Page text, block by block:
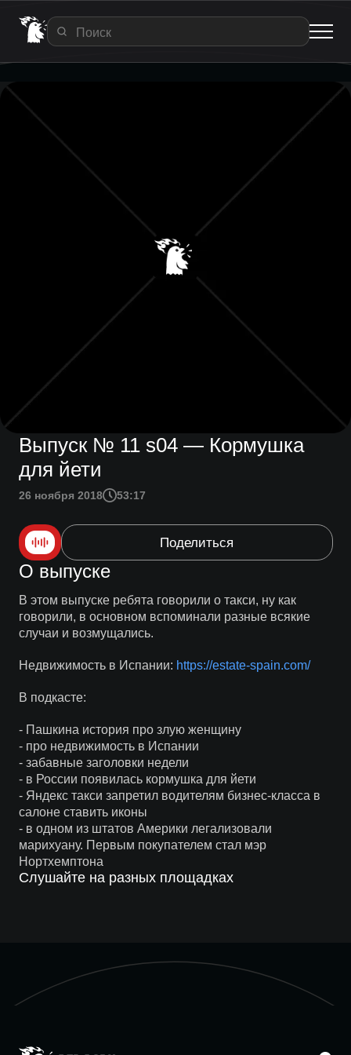
Выпуск № 11 s04 — Кормушка
для йети
26 ноября 2018 53:17
Поделиться
О выпуске
В этом выпуске ребята говорили о такси, ну как
говорили, в основном вспоминали разные всякие
случаи и возмущались.
Недвижимость в Испании: https://estate-spain.com/
В подкасте:
- Пашкина история про злую женщину
- про недвижимость в Испании
- забавные заголовки недели
- в России появилась кормушка для йети
- Яндекс такси запретил водителям бизнес-класса в
салоне ставить иконы
- в одном из штатов Америки легализовали
марихуану. Первым покупателем стал мэр
Нортхемптона
Слушайте на разных площадках